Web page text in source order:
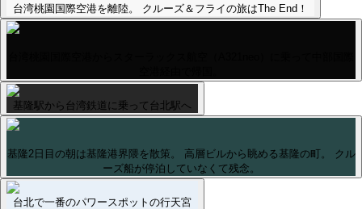
台湾桃園国際空港を離陸。 クルーズ＆フライの旅はThe End！
基隆駅から台湾鉄道に乗って台北駅へ
基隆2日目の朝は基隆港界隈を散策。 高層ビルから眺める基隆の町。 クル
ーズ船が停泊していなくて残念。
台北で一番のパワースポットの行天宮